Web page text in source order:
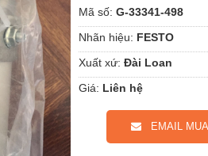
Mã số: G-33341-498
Nhãn hiệu: FESTO
Xuất xứ: Đài Loan
Giá: Liên hệ
EMAIL